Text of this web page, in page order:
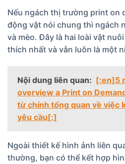
Nếu ngách thị trường print on
động vật nói chung thì ngách
và mèo. Đây là hai loài vật
thích nhất và vẫn luôn là một
Nội dung liên quan: [:en]5
overview a Print on
từ chính tổng quan về việc
yêu cầu[:]
Ngoài thiết kế hình ảnh liên
thường, bạn có thể kết hợp